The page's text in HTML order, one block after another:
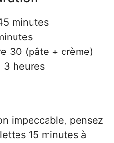
minutes
30 (pâte + crème)
3 heures
impeccable, pensez
15 minutes à